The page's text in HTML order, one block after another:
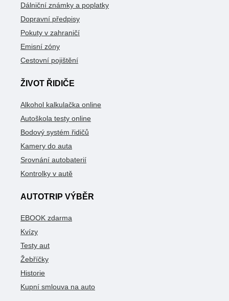
Dálniční známky a poplatky
Dopravní předpisy
Pokuty v zahraničí
Emisní zóny
Cestovní pojištění
ŽIVOT ŘIDIČE
Alkohol kalkulačka online
Autoškola testy online
Bodový systém řidičů
Kamery do auta
Srovnání autobaterií
Kontrolky v autě
AUTOTRIP VÝBĚR
EBOOK zdarma
Kvízy
Testy aut
Žebříčky
Historie
Kupní smlouva na auto